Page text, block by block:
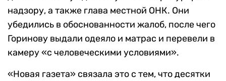
надзору, а также глава местной ОНК. Они
убедились в обоснованности жалоб, после чего
Горинову выдали одеяло и матрас и перевели в
камеру «с человеческими условиями».
«Новая газета» связала это с тем, что десятки